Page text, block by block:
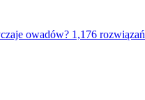
owadów? 1,176 rozwiązań